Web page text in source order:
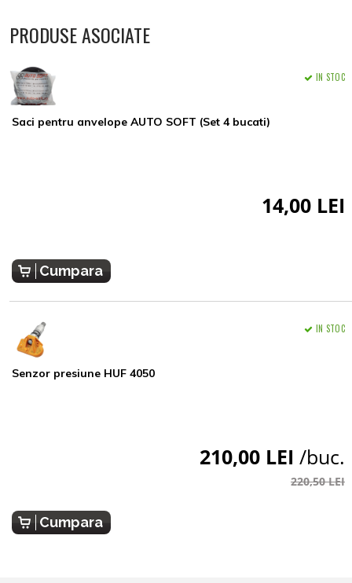
PRODUSE ASOCIATE
Saci pentru anvelope AUTO SOFT (Set 4 bucati)
IN STOC
14,00 LEI
Cumpara
Senzor presiune HUF 4050
IN STOC
210,00 LEI /buc.
220,50 LEI
Cumpara